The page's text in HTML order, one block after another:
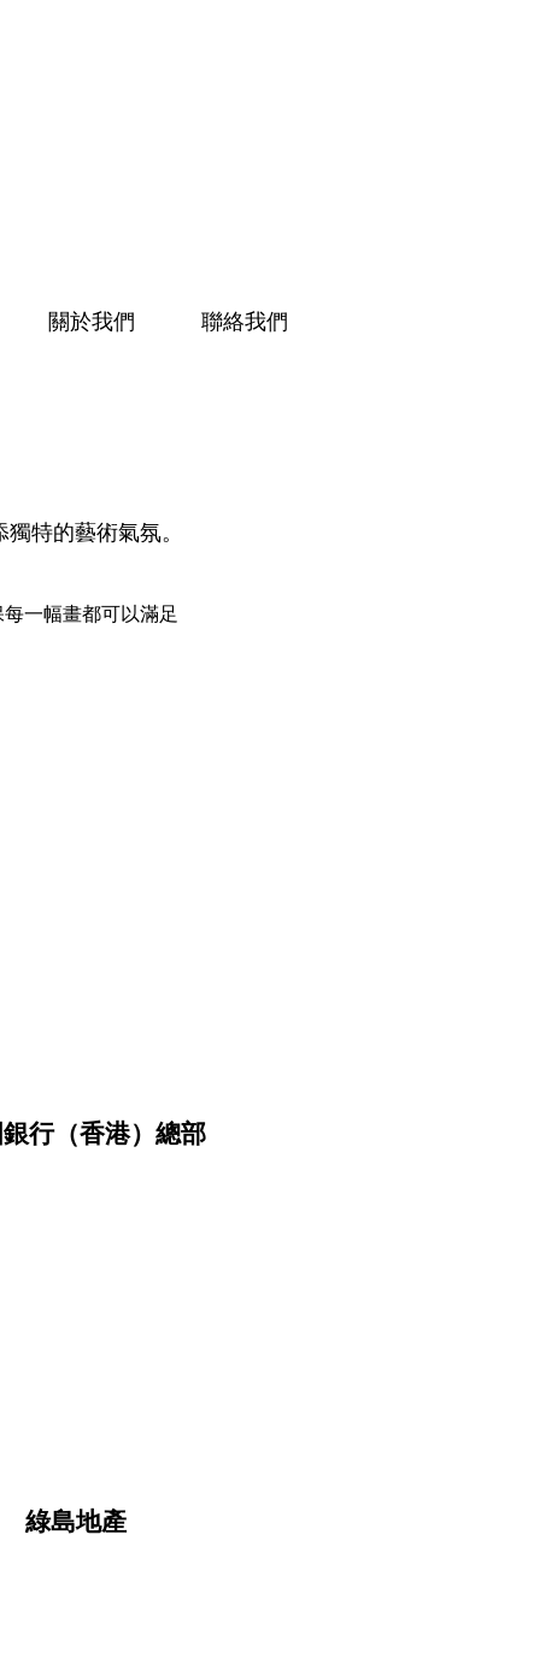
關於我們 聯絡我們
特的藝術氣氛。
一幅畫都可以滿足
行（香港）總部
綠島地產